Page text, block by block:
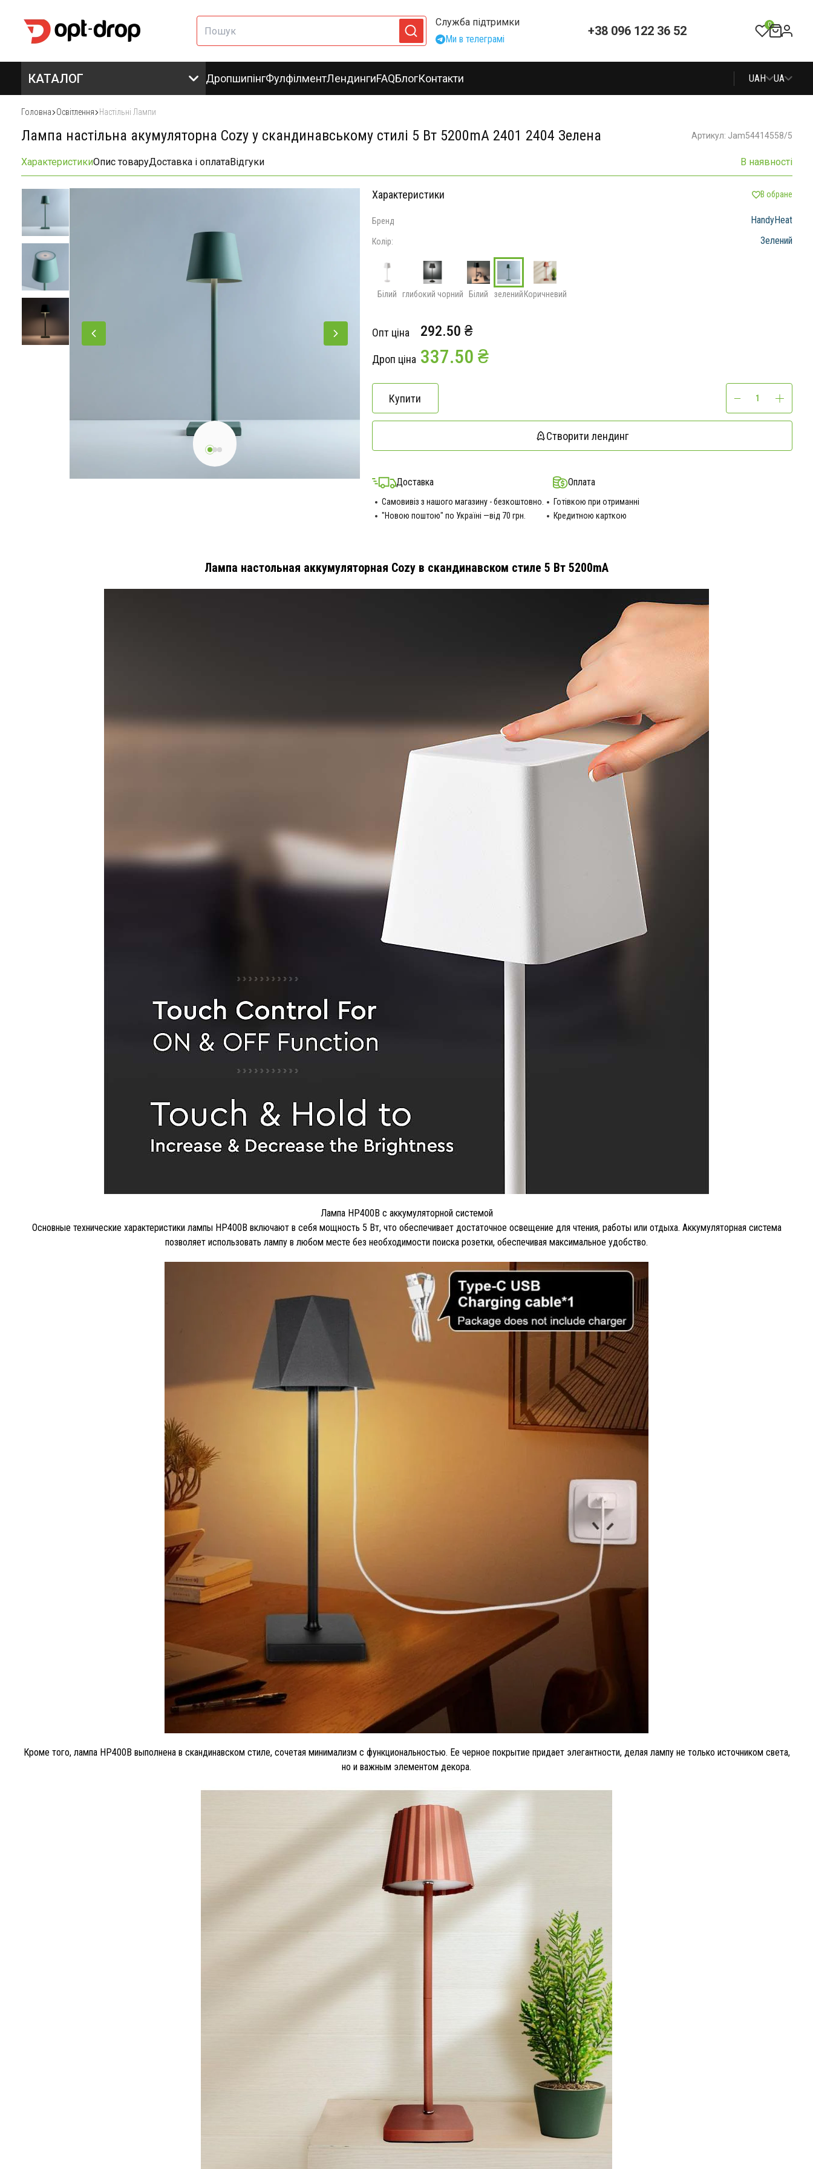
Служба підтримки
Ми в телеграмі
+38 096 122 36 52 0
КАТАЛОГ ДропшипінгФулфілментЛендингиFAQБлогКонтакти UAH UA
Головна Освітлення Настільні Лампи
Лампа настільна акумуляторна Cozy у скандинавському стилі 5 Вт 5200mA 2401 2404 Зелена Артикул: Jam54414558/5
ХарактеристикиОпис товаруДоставка і оплатаВідгуки В наявності
Характеристики В обране
Бренд HandyHeat
Колір: Зелений
Білий глибокий чорний Білий зелений Коричневий
Опт ціна 292.50 ₴
Дроп ціна 337.50 ₴
Купити
Створити лендинг
Доставка
Самовивіз з нашого магазину - безкоштовно.
"Новою поштою" по Україні —від 70 грн.
Оплата
Готівкою при отриманні
Кредитною карткою
Лампа настольная аккумуляторная Cozy в скандинавском стиле 5 Вт 5200mA
Лампа HP400B с аккумуляторной системой
Основные технические характеристики лампы HP400B включают в себя мощность 5 Вт, что обеспечивает достаточное освещение для чтения, работы или отдыха. Аккумуляторная система
позволяет использовать лампу в любом месте без необходимости поиска розетки, обеспечивая максимальное удобство.
Кроме того, лампа HP400B выполнена в скандинавском стиле, сочетая минимализм с функциональностью. Ее черное покрытие придает элегантности, делая лампу не только источником света,
но и важным элементом декора.